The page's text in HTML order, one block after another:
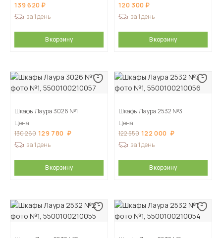
139 620
за 1 день
В корзину
120 300
за 1 день
В корзину
Шкафы Лаура 3026 №1
Цена
130 260 129 780
за 1 день
В корзину
Шкафы Лаура 2532 №3
Цена
122 550 122 000
за 1 день
В корзину